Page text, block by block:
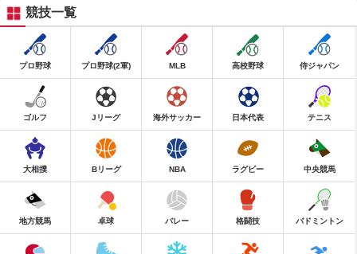
競技一覧
プロ野球 プロ野球(2軍) MLB 高校野球 侍ジャパン
ゴルフ Jリーグ 海外サッカー 日本代表 テニス
大相撲 Bリーグ NBA ラグビー 中央競馬
地方競馬 卓球 バレー 格闘技 バドミントン